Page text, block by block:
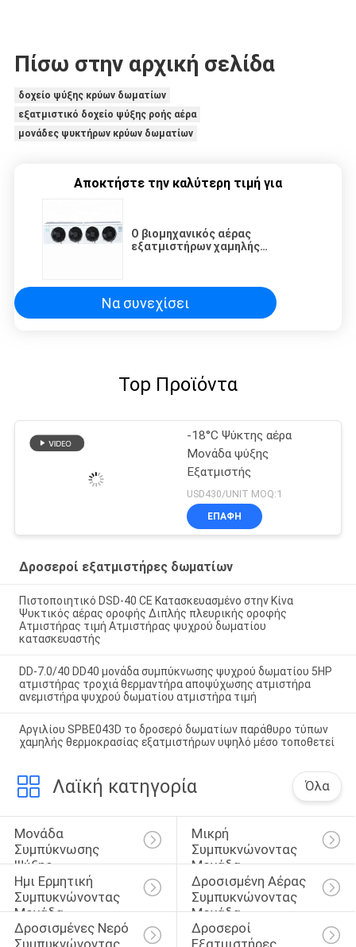
Πίσω στην αρχική σελίδα
δοχείο ψύξης κρύων δωματίων
εξατμιστικό δοχείο ψύξης ροής αέρα
μονάδες ψυκτήρων κρύων δωματίων
Αποκτήστε την καλύτερη τιμή για
Ο βιομηχανικός αέρας
εξατμιστήρων χαμηλής
δρόσισε τον εξατμιστήρα για τις
μονάδες ψυκτήρων κρύων
δωματίων
Να συνεχίσει
Top Προϊόντα
-18°C Ψύκτης αέρα
Μονάδα ψύξης
Εξατμιστής
USD430/UNIT MOQ:1
ΕΠΑΦΉ
Δροσεροί εξατμιστήρες δωματίων
Πιστοποιητικό DSD-40 CE Κατασκευασμένο στην Κίνα
Ψυκτικός αέρας οροφής Διπλής πλευρικής οροφής
Ατμιστήρας τιμή Ατμιστήρας ψυχρού δωματίου
κατασκευαστής
DD-7.0/40 DD40 μονάδα συμπύκνωσης ψυχρού δωματίου 5HP
ατμιστήρας τροχιά θερμαντήρα αποψύχωσης ατμιστήρα
ανεμιστήρα ψυχρού δωματίου ατμιστήρα τιμή
Αργιλίου SPBE043D το δροσερό δωματίων παράθυρο τύπων
χαμηλής θερμοκρασίας εξατμιστήρων υψηλό μέσο τοποθετεί
Λαϊκή κατηγορία Όλα
Μονάδα
Συμπύκνωσης
Ψύξης
Μικρή
Συμπυκνώνοντας
Μονάδα
Ημι Ερμητική
Συμπυκνώνοντας
Μονάδα
Δροσισμένη Αέρας
Συμπυκνώνοντας
Μονάδα
Δροσισμένες Νερό
Δροσεροί